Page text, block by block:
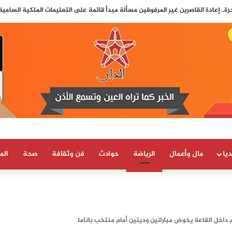
إعادة القاصرين غير المرفوقين مسألة مبدأ قائمة على التعليمات الملكية
مال وأعمال الرياضة حوادث فن وثقافة صحة
القاعة يخوض مباراتين وديتين أمام منتخب باناما